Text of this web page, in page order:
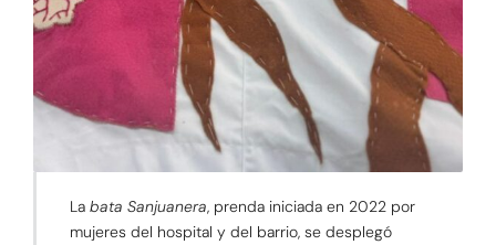
La bata Sanjuanera, prenda iniciada en 2022 por
mujeres del hospital y del barrio, se desplegó